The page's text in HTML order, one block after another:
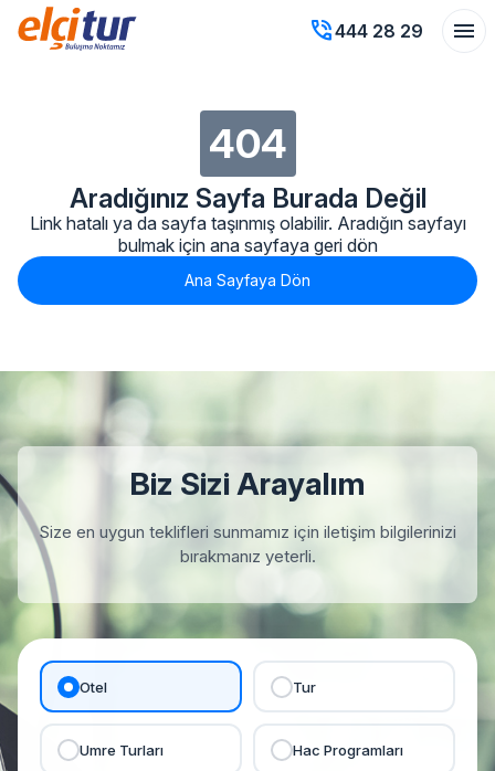
phone_in_talk444 28 29 menu
404
Aradığınız Sayfa Burada Değil
Link hatalı ya da sayfa taşınmış olabilir. Aradığın sayfayı
bulmak için ana sayfaya geri dön
Ana Sayfaya Dön
Otel Tur
Umre Turları Hac Programları
Biz Sizi Arayalım
Size en uygun teklifleri sunmamız için iletişim bilgilerinizi
bırakmanız yeterli.